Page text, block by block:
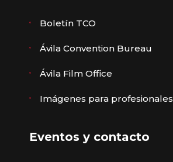
Boletín TCO
Ávila Convention Bureau
Ávila Film Office
Imágenes para profesionales
Eventos y contacto